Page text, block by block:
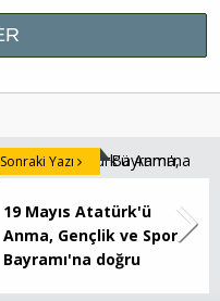
19 Mayıs Atatürk'ü
Anma, Gençlik ve Spor
Bayramı'na doğru
Sonraki Yazı